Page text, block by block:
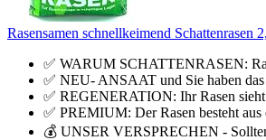
Rasensamen schnellkeimend
✅ WARUM SCHATTENRASEN:
✅ NEU- ANSAAT und Sie haben
✅ REGENERATION: Ihr Rasen
✅ PREMIUM: Der Rasen besteht
💰 UNSER VERSPRECHEN -